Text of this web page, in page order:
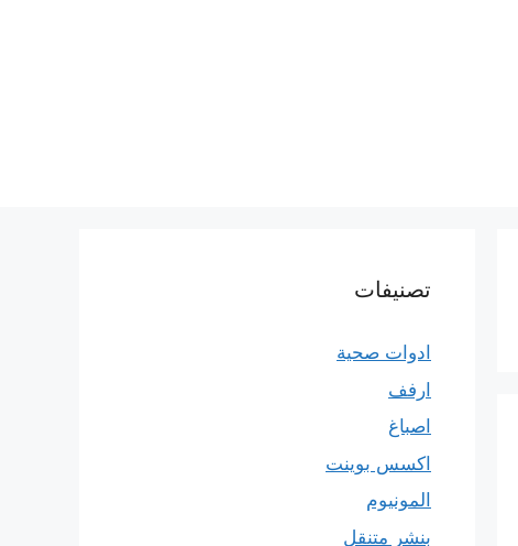
تصنيفات
ادوات صحية
ارفف
اصباغ
اكسس بوينت
المونيوم
بنشر متنقل